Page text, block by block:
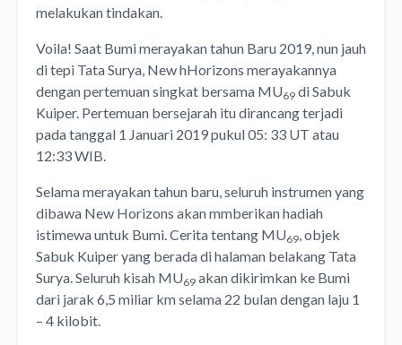
melakukan tindakan.
Voila! Saat Bumi merayakan tahun Baru 2019, nun jauh
di tepi Tata Surya, New hHorizons merayakannya
dengan pertemuan singkat bersama MU69 di Sabuk
Kuiper. Pertemuan bersejarah itu dirancang terjadi
pada tanggal 1 Januari 2019 pukul 05: 33 UT atau
12:33 WIB.
Selama merayakan tahun baru, seluruh instrumen yang
dibawa New Horizons akan mmberikan hadiah
istimewa untuk Bumi. Cerita tentang MU69, objek
Sabuk Kuiper yang berada di halaman belakang Tata
Surya. Seluruh kisah MU69 akan dikirimkan ke Bumi
dari jarak 6,5 miliar km selama 22 bulan dengan laju 1
– 4 kilobit.